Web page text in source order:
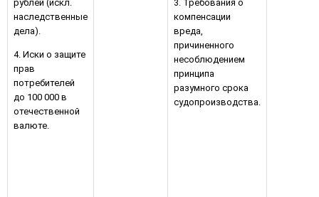
рублей (искл.
наследственные
дела).
4. Иски о защите
прав
потребителей
до 100 000 в
отечественной
валюте.
3. Требования о
компенсации
вреда,
причиненного
несоблюдением
принципа
разумного срока
судопроизводства.